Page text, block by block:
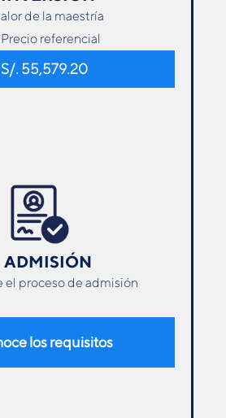
de la maestría
referencial
S/. 55,579.20
ADMISIÓN
el proceso de admisión
los requisitos